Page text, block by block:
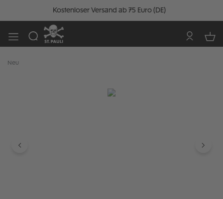
Kostenloser Versand ab 75 Euro (DE)
Neu